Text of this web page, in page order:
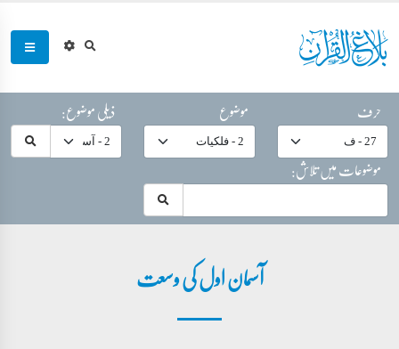
حرف موضوع
ذیلی موضوع:
موضوعات میں تلاش:
آسمان اول کی وسعت